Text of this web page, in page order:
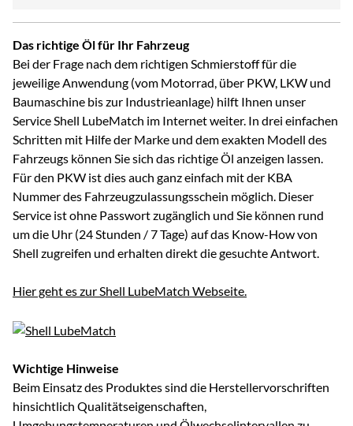
Das richtige Öl für Ihr Fahrzeug
Bei der Frage nach dem richtigen Schmierstoff für die
jeweilige Anwendung (vom Motorrad, über PKW, LKW und
Baumaschine bis zur Industrieanlage) hilft Ihnen unser
Service Shell LubeMatch im Internet weiter. In drei einfachen
Schritten mit Hilfe der Marke und dem exakten Modell des
Fahrzeugs können Sie sich das richtige Öl anzeigen lassen.
Für den PKW ist dies auch ganz einfach mit der KBA
Nummer des Fahrzeugzulassungsschein möglich. Dieser
Service ist ohne Passwort zugänglich und Sie können rund
um die Uhr (24 Stunden / 7 Tage) auf das Know-How von
Shell zugreifen und erhalten direkt die gesuchte Antwort.
Hier geht es zur Shell LubeMatch Webseite.
Wichtige Hinweise
Beim Einsatz des Produktes sind die Herstellervorschriften
hinsichtlich Qualitätseigenschaften,